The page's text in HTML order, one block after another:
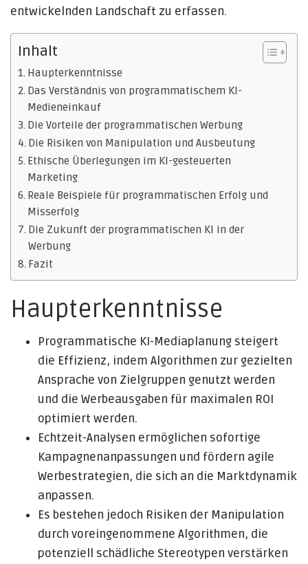
entwickelnden Landschaft zu erfassen.
Inhalt
Haupterkenntnisse
Das Verständnis von programmatischem KI-
Medieneinkauf
Die Vorteile der programmatischen Werbung
Die Risiken von Manipulation und Ausbeutung
Ethische Überlegungen im KI-gesteuerten
Marketing
Reale Beispiele für programmatischen Erfolg und
Misserfolg
Die Zukunft der programmatischen KI in der
Werbung
Fazit
Haupterkenntnisse
Programmatische KI-Mediaplanung steigert
die Effizienz, indem Algorithmen zur gezielten
Ansprache von Zielgruppen genutzt werden
und die Werbeausgaben für maximalen ROI
optimiert werden.
Echtzeit-Analysen ermöglichen sofortige
Kampagnenanpassungen und fördern agile
Werbestrategien, die sich an die Marktdynamik
anpassen.
Es bestehen jedoch Risiken der Manipulation
durch voreingenommene Algorithmen, die
potenziell schädliche Stereotypen verstärken